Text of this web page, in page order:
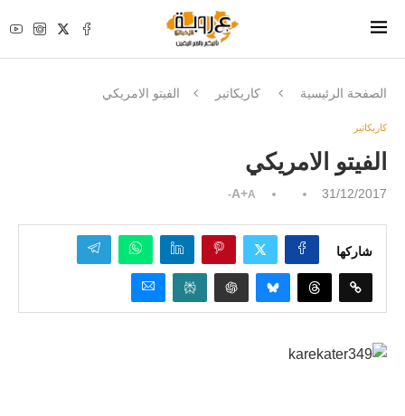
الصفحة الرئيسية كاريكاتير الفيتو الامريكي
كاريكاتير
الفيتو الامريكي
31/12/2017
A+A-
شاركها